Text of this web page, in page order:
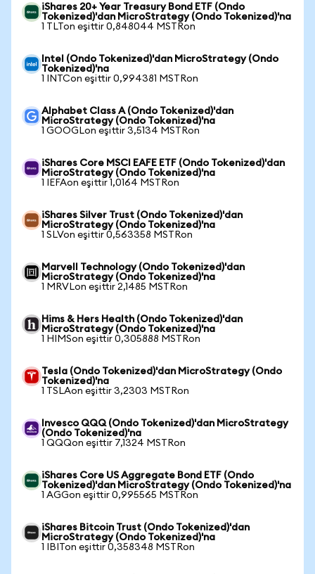
iShares 20+ Year Treasury Bond ETF (Ondo
Tokenized)'dan MicroStrategy (Ondo Tokenized)'na
1 TLTon eşittir 0,848044 MSTRon
Intel (Ondo Tokenized)'dan MicroStrategy (Ondo
Tokenized)'na
1 INTCon eşittir 0,994381 MSTRon
Alphabet Class A (Ondo Tokenized)'dan
MicroStrategy (Ondo Tokenized)'na
1 GOOGLon eşittir 3,5134 MSTRon
iShares Core MSCI EAFE ETF (Ondo Tokenized)'dan
MicroStrategy (Ondo Tokenized)'na
1 IEFAon eşittir 1,0164 MSTRon
iShares Silver Trust (Ondo Tokenized)'dan
MicroStrategy (Ondo Tokenized)'na
1 SLVon eşittir 0,563358 MSTRon
Marvell Technology (Ondo Tokenized)'dan
MicroStrategy (Ondo Tokenized)'na
1 MRVLon eşittir 2,1485 MSTRon
Hims & Hers Health (Ondo Tokenized)'dan
MicroStrategy (Ondo Tokenized)'na
1 HIMSon eşittir 0,305888 MSTRon
Tesla (Ondo Tokenized)'dan MicroStrategy (Ondo
Tokenized)'na
1 TSLAon eşittir 3,2303 MSTRon
Invesco QQQ (Ondo Tokenized)'dan MicroStrategy
(Ondo Tokenized)'na
1 QQQon eşittir 7,1324 MSTRon
iShares Core US Aggregate Bond ETF (Ondo
Tokenized)'dan MicroStrategy (Ondo Tokenized)'na
1 AGGon eşittir 0,995565 MSTRon
iShares Bitcoin Trust (Ondo Tokenized)'dan
MicroStrategy (Ondo Tokenized)'na
1 IBITon eşittir 0,358348 MSTRon